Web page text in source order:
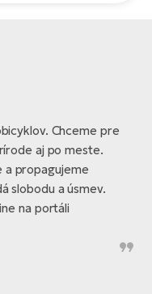
Chceme pre
aj po meste.
a propagujeme
slobodu a úsmev.
na portáli